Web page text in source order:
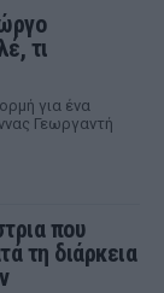
τι
για ένα
Γεωργαντή
που
τη διάρκεια